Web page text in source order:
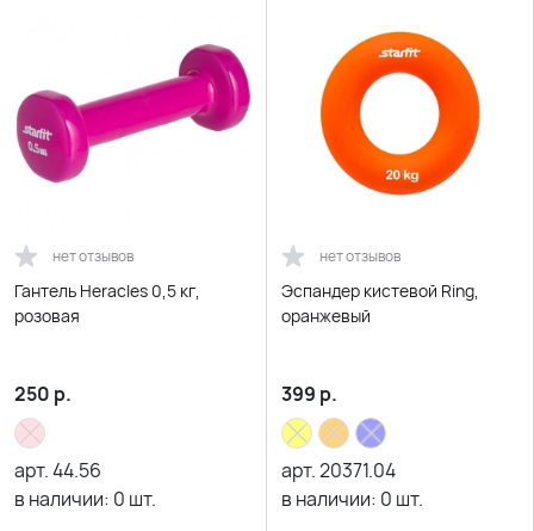
нет отзывов
Гантель Heracles 0,5 кг,
розовая
250 р.
арт.44.56
в наличии: 0 шт.
нет отзывов
Эспандер кистевой Ring,
оранжевый
399 р.
арт.20371.04
в наличии: 0 шт.